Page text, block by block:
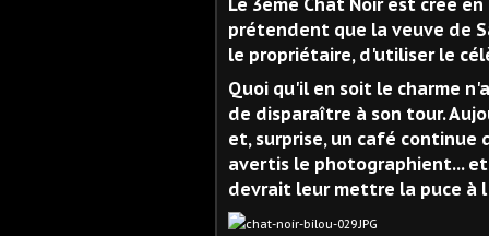
prétendent que la veuve de
le propriétaire, d'utiliser le
Quoi qu'il en soit le charme
de disparaître à son tour.
et, surprise, un café continue
avertis le photographient...
devrait leur mettre la puce à